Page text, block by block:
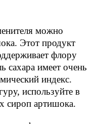
можно
Этот продукт
флору
сахара имеет очень
индекс.
используйте в
сироп артишока.